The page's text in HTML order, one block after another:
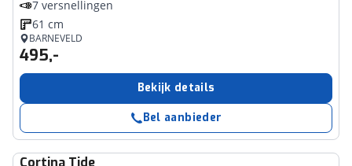
7 versnellingen
61 cm
BARNEVELD
495,-
Bekijk details
Bel aanbieder
Cortina Tide